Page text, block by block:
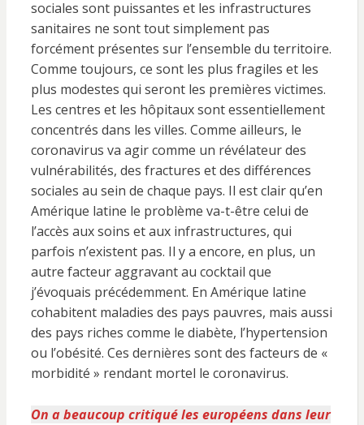
sociales sont puissantes et les infrastructures
sanitaires ne sont tout simplement pas
forcément présentes sur l’ensemble du territoire.
Comme toujours, ce sont les plus fragiles et les
plus modestes qui seront les premières victimes.
Les centres et les hôpitaux sont essentiellement
concentrés dans les villes. Comme ailleurs, le
coronavirus va agir comme un révélateur des
vulnérabilités, des fractures et des différences
sociales au sein de chaque pays. Il est clair qu’en
Amérique latine le problème va-t-être celui de
l’accès aux soins et aux infrastructures, qui
parfois n’existent pas. Il y a encore, en plus, un
autre facteur aggravant au cocktail que
j’évoquais précédemment. En Amérique latine
cohabitent maladies des pays pauvres, mais aussi
des pays riches comme le diabète, l’hypertension
ou l’obésité. Ces dernières sont des facteurs de «
morbidité » rendant mortel le coronavirus.
On a beaucoup critiqué les européens dans leur